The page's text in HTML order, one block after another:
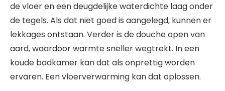
de vloer en een deugdelijke waterdichte laag onder
de tegels. Als dat niet goed is aangelegd, kunnen er
lekkages ontstaan. Verder is de douche open van
aard, waardoor warmte sneller wegtrekt. In een
koude badkamer kan dat als onprettig worden
ervaren. Een vloerverwarming kan dat oplossen.